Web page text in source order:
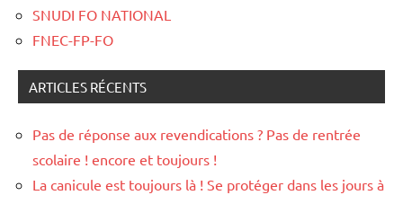
SNUDI FO NATIONAL
FNEC-FP-FO
ARTICLES RÉCENTS
Pas de réponse aux revendications ? Pas de rentrée
scolaire ! encore et toujours !
La canicule est toujours là ! Se protéger dans les jours à